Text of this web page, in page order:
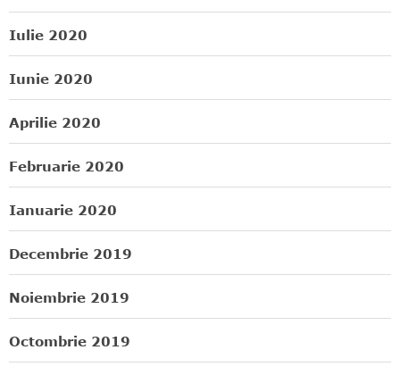
Iulie 2020
Iunie 2020
Aprilie 2020
Februarie 2020
Ianuarie 2020
Decembrie 2019
Noiembrie 2019
Octombrie 2019